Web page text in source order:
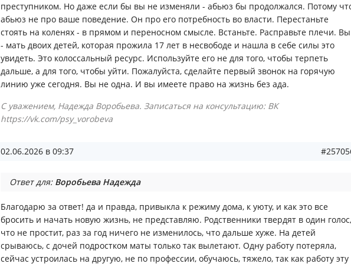
преступником. Но даже если бы вы не изменяли - абьюз бы продолжался. Потому
абьюз не про ваше поведение. Он про его потребность во власти. Перестаньте
стоять на коленях - в прямом и переносном смысле. Встаньте. Расправьте плечи. Вы
- мать двоих детей, которая прожила 17 лет в несвободе и нашла в себе силы это
увидеть. Это колоссальный ресурс. Используйте его не для того, чтобы терпеть
дальше, а для того, чтобы уйти. Пожалуйста, сделайте первый звонок на горячую
линию уже сегодня. Вы не одна. И вы имеете право на жизнь без ада.
С уважением, Надежда Воробьева. Записаться на консультацию: ВК
https://vk.com/psy_vorobeva
02.06.2026 в 09:37
Ответ для: Воробьева Надежда
Благодарю за ответ! да и правда, привыкла к режиму дома, к уюту, и как это все
бросить и начать новую жизнь, не представляю. Родственники твердят в один голос,
что не простит, раз за год ничего не изменилось, что дальше хуже. На детей
срываюсь, с дочей подростком маты только так вылетают. Одну работу потеряла,
сейчас устроилась на другую, не по профессии, обучаюсь, тяжело, так как работу эту